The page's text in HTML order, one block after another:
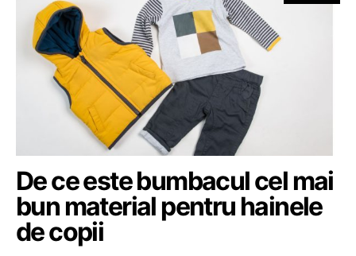
De ce este bumbacul cel mai
bun material pentru hainele
de copii